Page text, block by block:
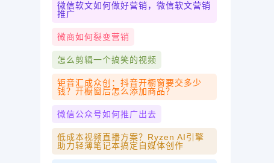
微信软文如何做好营销，微信软文营销
推广
微商如何裂变营销
怎么剪辑一个搞笑的视频
钜音汇成众创：抖音开橱窗要交多少
钱？开橱窗后怎么添加商品？
微信公众号如何推广出去
低成本视频直播方案？Ryzen AI引擎
助力轻薄笔记本搞定自媒体创作